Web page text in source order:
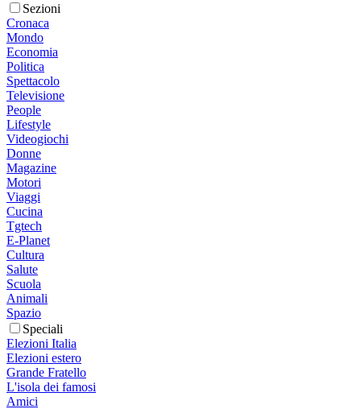
Sezioni
Cronaca
Mondo
Economia
Politica
Spettacolo
Televisione
People
Lifestyle
Videogiochi
Donne
Magazine
Motori
Viaggi
Cucina
Tgtech
E-Planet
Cultura
Salute
Scuola
Animali
Spazio
Speciali
Elezioni Italia
Elezioni estero
Grande Fratello
L'isola dei famosi
Amici